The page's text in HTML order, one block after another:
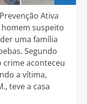
Ativa
suspeito
uma família
Segundo
crime aconteceu
a vítima,
teve a casa